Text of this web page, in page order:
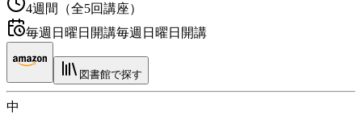
4週間
（全5回講座）
毎週日曜日開講毎週日曜日開講
図書館で探す
中